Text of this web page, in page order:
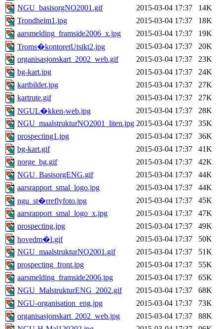
NGU_basisorgNO2001.gif
2015-03-04 17:37
14K
Trondheim1.jpg
2015-03-04 17:37
18K
aarsmelding_framside2006_x.jpg
2015-03-04 17:37
19K
Troms�kontoretUtsikt2.jpg
2015-03-04 17:37
20K
organisasjonskart_2002_web.gif
2015-03-04 17:37
23K
bg-kart.jpg
2015-03-04 17:37
24K
kartbildet.jpg
2015-03-04 17:37
27K
kartrute.gif
2015-03-04 17:37
27K
NGUL�kken-web.jpg
2015-03-04 17:37
28K
NGU_maalstrukturNO2001_liten.jpg 2015-03-04 17:37
35K
prospecting1.jpg
2015-03-04 17:37
36K
bg-kart.gif
2015-03-04 17:37
41K
norge_bg.gif
2015-03-04 17:37
42K
NGU_BasisorgENG.gif
2015-03-04 17:37
44K
aarsrapport_smal_logo.jpg
2015-03-04 17:37
44K
ngu_st�rreflyfoto.jpg
2015-03-04 17:37
45K
aarsrapport_smal_logo_x.jpg
2015-03-04 17:37
47K
prospecting.jpg
2015-03-04 17:37
49K
hovedm�l.gif
2015-03-04 17:37
50K
NGU_maalstrukturNO2001.gif
2015-03-04 17:37
51K
prospecting_front.jpg
2015-03-04 17:37
55K
aarsmelding_framside2006.jpg
2015-03-04 17:37
65K
NGU_MalstrukturENG_2002.gif
2015-03-04 17:37
68K
NGU-organisation_eng.jpg
2015-03-04 17:37
73K
organisasjonskart_2002_web.jpg
2015-03-04 17:37
88K